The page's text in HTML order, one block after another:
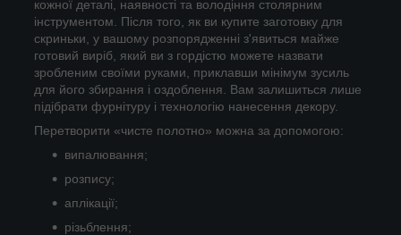
кожної деталі, наявності та володіння столярним
інструментом. Після того, як ви купите заготовку для
скриньки, у вашому розпорядженні з'явиться майже
готовий виріб, який ви з гордістю можете назвати
зробленим своїми руками, приклавши мінімум зусиль
для його збирання і оздоблення. Вам залишиться лише
підібрати фурнітуру і технологію нанесення декору.
Перетворити «чисте полотно» можна за допомогою:
випалювання;
розпису;
аплікації;
різьблення;